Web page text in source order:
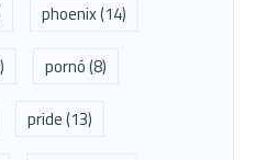
phoenix(14)
pornó(8)
pride(13)